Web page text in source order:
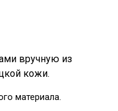
вручную из
кожи.
материала.